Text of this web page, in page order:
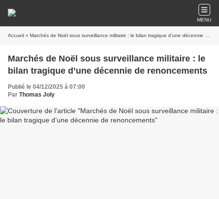
MENU
Accueil » Marchés de Noël sous surveillance militaire : le bilan tragique d’une décennie de renoncements
Marchés de Noël sous surveillance militaire : le
bilan tragique d’une décennie de renoncements
Publié le 04/12/2025 à 07:00
Par Thomas Joly